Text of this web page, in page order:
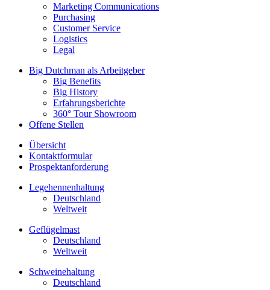
Marketing Communications
Purchasing
Customer Service
Logistics
Legal
Big Dutchman als Arbeitgeber
Big Benefits
Big History
Erfahrungsberichte
360° Tour Showroom
Offene Stellen
Übersicht
Kontaktformular
Prospektanforderung
Legehennenhaltung
Deutschland
Weltweit
Geflügelmast
Deutschland
Weltweit
Schweinehaltung
Deutschland